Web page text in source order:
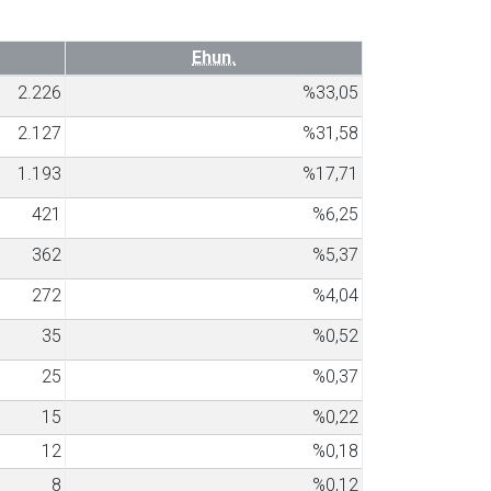
Ehun.
2.226
%33,05
2.127
%31,58
1.193
%17,71
421
%6,25
362
%5,37
272
%4,04
35
%0,52
25
%0,37
15
%0,22
12
%0,18
8
%0,12